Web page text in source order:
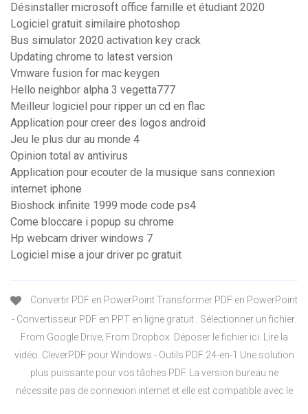
Désinstaller microsoft office famille et étudiant 2020
Logiciel gratuit similaire photoshop
Bus simulator 2020 activation key crack
Updating chrome to latest version
Vmware fusion for mac keygen
Hello neighbor alpha 3 vegetta777
Meilleur logiciel pour ripper un cd en flac
Application pour creer des logos android
Jeu le plus dur au monde 4
Opinion total av antivirus
Application pour ecouter de la musique sans connexion
internet iphone
Bioshock infinite 1999 mode code ps4
Come bloccare i popup su chrome
Hp webcam driver windows 7
Logiciel mise a jour driver pc gratuit
Convertir PDF en PowerPoint Transformer PDF en PowerPoint
- Convertisseur PDF en PPT en ligne gratuit . Sélectionner un fichier.
From Google Drive; From Dropbox. Déposer le fichier ici. Lire la
vidéo. CleverPDF pour Windows - Outils PDF 24-en-1 Une solution
plus puissante pour vos tâches PDF. La version bureau ne
nécessite pas de connexion internet et elle est compatible avec le